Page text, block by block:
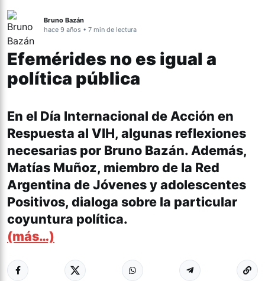
Bruno Bazán
hace 9 años • 7 min de lectura
Efemérides no es igual a
política pública
Actualidad
En el Día Internacional de Acción en
Respuesta al VIH, algunas reflexiones
necesarias por Bruno Bazán. Además,
Matías Muñoz, miembro de la Red
Argentina de Jóvenes y adolescentes
Positivos, dialoga sobre la particular
coyuntura política.
(más…)